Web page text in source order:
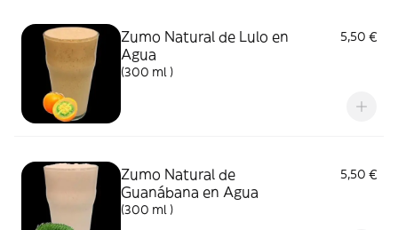
Zumo Natural de Lulo en
Agua
5,50 €
(300 ml )
Zumo Natural de
Guanábana en Agua
5,50 €
(300 ml )